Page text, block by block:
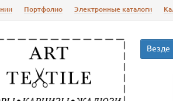
Портфолио Электронные каталоги
Везде